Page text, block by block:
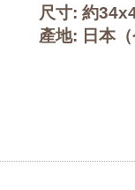
尺寸: 約
產地: 日本（